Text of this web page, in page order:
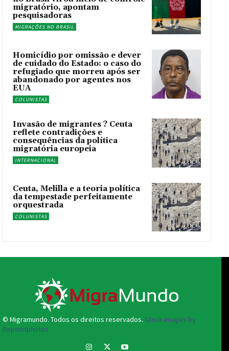
migratório, apontam
pesquisadoras
MIGRAÇÕES NO BRASIL
Homicídio por omissão e dever
de cuidado do Estado: o caso do
refugiado que morreu após ser
abandonado por agentes nos
EUA
COLUNISTAS
Invasão de migrantes ? Ceuta
reflete contradições e
consequências da política
migratória europeia
INTERNACIONAL
Ceuta, Melilla e a teoria política
da tempestade perfeitamente
orquestrada
COLUNISTAS
© Migramundo. Todos os direitos reservados. Stock images by
Depositphotos.